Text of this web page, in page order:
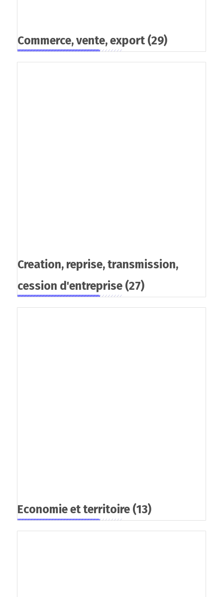
Commerce, vente, export(29)
Creation, reprise, transmission,
cession d'entreprise (27)
Economie et territoire (13)